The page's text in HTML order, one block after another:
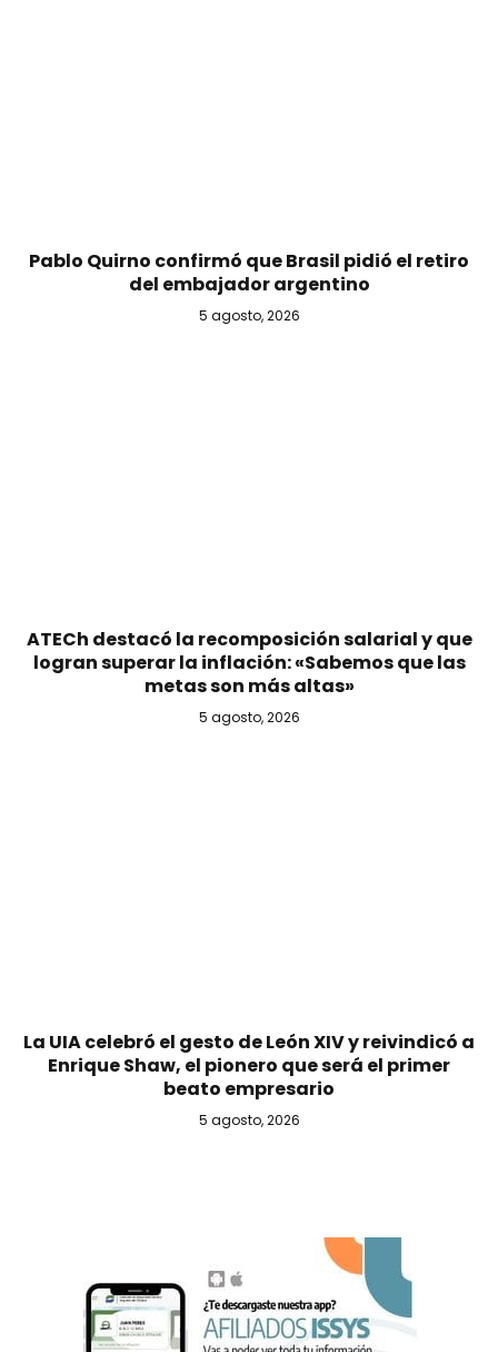
Pablo Quirno confirmó que Brasil pidió el retiro
del embajador argentino
5 agosto, 2026
ATECh destacó la recomposición salarial y que
logran superar la inflación: «Sabemos que las
metas son más altas»
5 agosto, 2026
La UIA celebró el gesto de León XIV y reivindicó a
Enrique Shaw, el pionero que será el primer
beato empresario
5 agosto, 2026